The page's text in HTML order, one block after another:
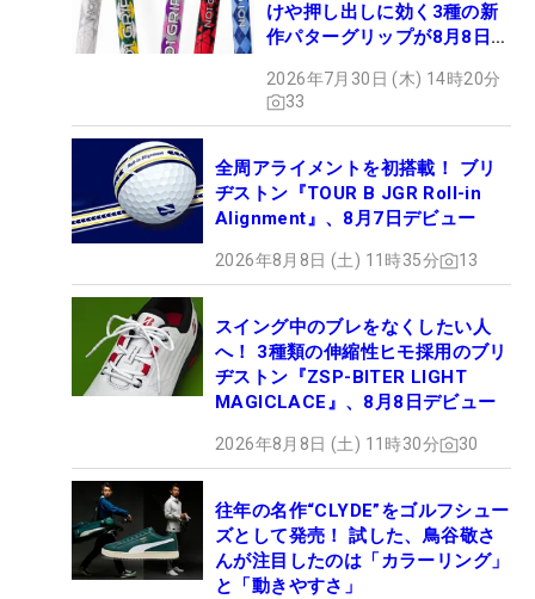
けや押し出しに効く3種の新
作パターグリップが8月8日デ
2026年7月30日 (木) 14時20分
33
全周アライメントを初搭載！ ブリ
ヂストン『TOUR B JGR Roll-in
Alignment』、8月7日デビュー
2026年8月8日 (土) 11時35分 13
スイング中のブレをなくしたい人
へ！ 3種類の伸縮性ヒモ採用のブリ
ヂストン『ZSP-BITER LIGHT
MAGICLACE』、8月8日デビュー
2026年8月8日 (土) 11時30分 30
往年の名作“CLYDE”をゴルフシュー
ズとして発売！ 試した、鳥谷敬さ
んが注目したのは「カラーリング」
と「動きやすさ」